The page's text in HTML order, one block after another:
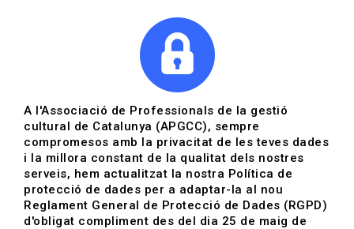
Actualitza't
Vols estar al dia?
HOME / BLOG
A l'Associació de Professionals de la gestió
cultural de Catalunya (APGCC), sempre
compromesos amb la privacitat de les teves dades
i la millora constant de la qualitat dels nostres
serveis, hem actualitzat la nostra Política de
protecció de dades per a adaptar-la al nou
Reglament General de Protecció de Dades (RGPD)
d'obligat compliment des del dia 25 de maig de